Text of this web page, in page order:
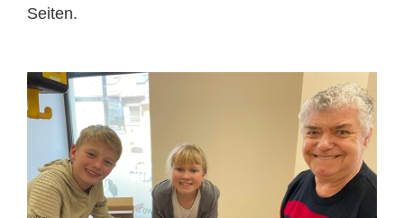
Seiten.